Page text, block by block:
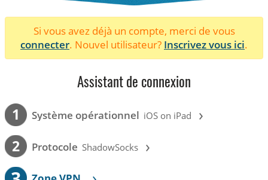
Si vous avez déjà un compte, merci de vous
connecter. Nouvel utilisateur? Inscrivez vous ici.
Assistant de connexion
1 Système opérationnel iOS on iPad ›
2 Protocole ShadowSocks ›